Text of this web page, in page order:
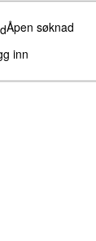
Åpen søknad
inn